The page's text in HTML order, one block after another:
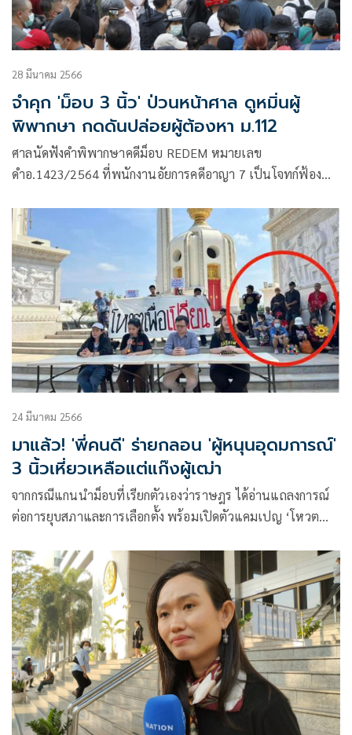
28 มีนาคม 2566
จำคุก 'ม็อบ 3 นิ้ว' ป่วนหน้าศาล ดูหมิ่นผู้
พิพากษา กดดันปล่อยผู้ต้องหา ม.112
ศาลนัดฟังคำพิพากษาคดีม็อบ REDEM หมายเลข
ดำอ.1423/2564 ที่พนักงานอัยการคดีอาญา 7 เป็นโจทก์ฟ้อง
รวม 15 คน เป็นจำเลยในความผิดฐานร่วมกันมั่วสุมตั้งแต่10 คน
ขึ้นไปก่อความวุ่นวายในบ้านเมือง ฯ
24 มีนาคม 2566
มาแล้ว! 'พี่คนดี' ร่ายกลอน 'ผู้หนุนอุดมการณ์'
3 นิ้วเหี่ยวเหลือแต่แก๊งผู้เฒ่า
จากกรณีแกนนำม็อบที่เรียกตัวเองว่าราษฎร ได้อ่านแถลงการณ์
ต่อการยุบสภาและการเลือกตั้ง พร้อมเปิดตัวแคมเปญ ‘โหวต